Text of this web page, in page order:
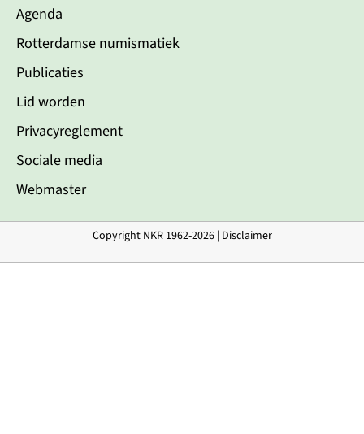
Agenda
Rotterdamse numismatiek
Publicaties
Lid worden
Privacyreglement
Sociale media
Webmaster
Copyright NKR 1962-2026 | Disclaimer